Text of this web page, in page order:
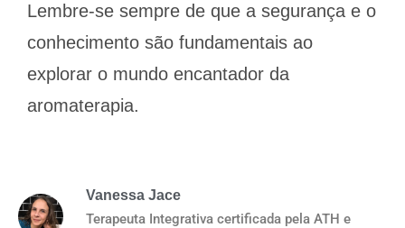
Lembre-se sempre de que a segurança e o
conhecimento são fundamentais ao
explorar o mundo encantador da
aromaterapia.
Vanessa Jace
Terapeuta Integrativa certificada pela ATH e